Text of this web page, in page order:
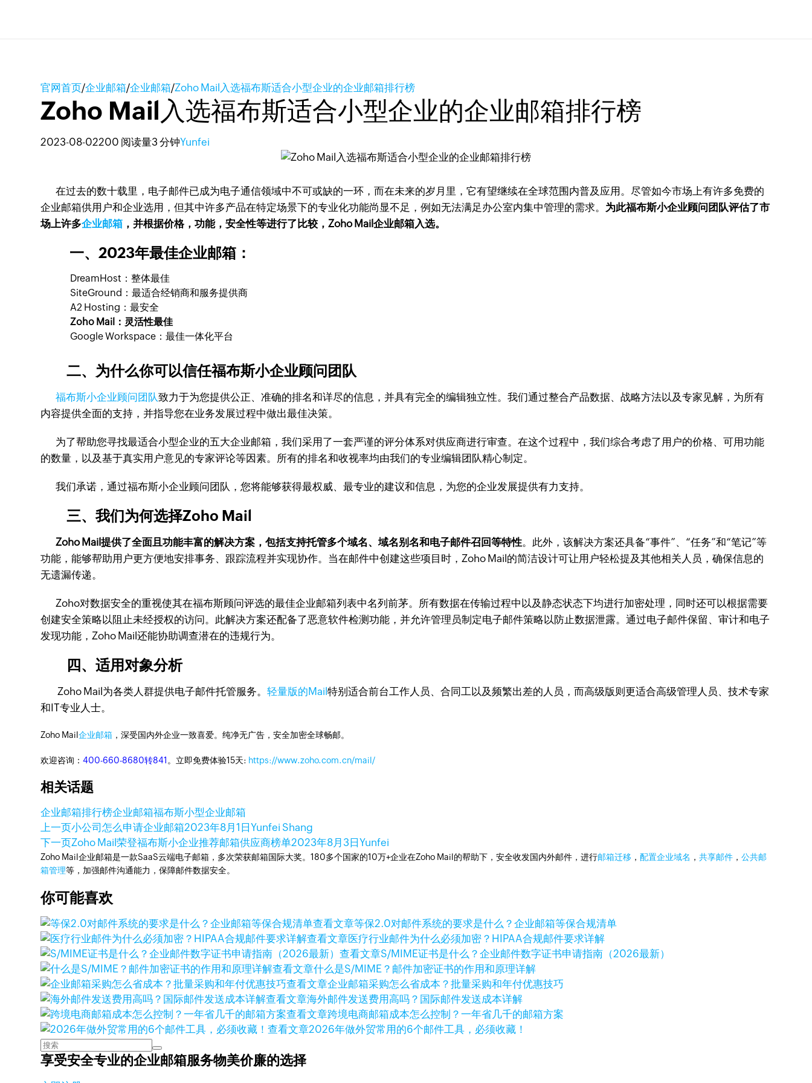
官网首页/企业邮箱/企业邮箱/Zoho Mail入选福布斯适合小型企业的企业邮箱排行榜
Zoho Mail入选福布斯适合小型企业的企业邮箱排行榜
2023-08-02200 阅读量3 分钟Yunfei
在过去的数十载里，电子邮件已成为电子通信领域中不可或缺的一环，而在未来的岁月里，它有望继续在全球范围内普及应用。尽管如今市场上有许多免费的
企业邮箱供用户和企业选用，但其中许多产品在特定场景下的专业化功能尚显不足，例如无法满足办公室内集中管理的需求。 为此福布斯小企业顾问团队评估了市
场上许多企业邮箱 ，并根据价格，功能，安全性等进行了比较，Zoho Mail企业邮箱入选。
一、2023年最佳企业邮箱：
DreamHost：整体最佳
SiteGround：最适合经销商和服务提供商
A2 Hosting：最安全
Zoho Mail：灵活性最佳
Google Workspace：最佳一体化平台
二、为什么你可以信任福布斯小企业顾问团队
福布斯小企业顾问团队致力于为您提供公正、准确的排名和详尽的信息，并具有完全的编辑独立性。我们通过整合产品数据、战略方法以及专家见解，为所有
内容提供全面的支持，并指导您在业务发展过程中做出最佳决策。
为了帮助您寻找最适合小型企业的五大企业邮箱，我们采用了一套严谨的评分体系对供应商进行审查。在这个过程中，我们综合考虑了用户的价格、可用功能
的数量，以及基于真实用户意见的专家评论等因素。所有的排名和收视率均由我们的专业编辑团队精心制定。
我们承诺，通过福布斯小企业顾问团队，您将能够获得最权威、最专业的建议和信息，为您的企业发展提供有力支持。
三、我们为何选择Zoho Mail
Zoho Mail提供了全面且功能丰富的解决方案，包括支持托管多个域名、域名别名和电子邮件召回等特性。此外，该解决方案还具备“事件”、“任务”和“笔记”等
功能，能够帮助用户更方便地安排事务、跟踪流程并实现协作。当在邮件中创建这些项目时，Zoho Mail的简洁设计可让用户轻松提及其他相关人员，确保信息的
无遗漏传递。
Zoho对数据安全的重视使其在福布斯顾问评选的最佳企业邮箱列表中名列前茅。所有数据在传输过程中以及静态状态下均进行加密处理，同时还可以根据需要
创建安全策略以阻止未经授权的访问。此解决方案还配备了恶意软件检测功能，并允许管理员制定电子邮件策略以防止数据泄露。通过电子邮件保留、审计和电子
发现功能，Zoho Mail还能协助调查潜在的违规行为。
四、适用对象分析
Zoho Mail为各类人群提供电子邮件托管服务。轻量版的Mail特别适合前台工作人员、合同工以及频繁出差的人员，而高级版则更适合高级管理人员、技术专家
和IT专业人士。
Zoho Mail企业邮箱 ，深受国内外企业一致喜爱。纯净无广告，安全加密全球畅邮。
欢迎咨询：400-660-8680转841 。立即免费体验15天: https://www.zoho.com.cn/mail/
相关话题
企业邮箱排行榜企业邮箱福布斯小型企业邮箱
上一页小公司怎么申请企业邮箱2023年8月1日Yunfei Shang
下一页Zoho Mail荣登福布斯小企业推荐邮箱供应商榜单2023年8月3日Yunfei
Zoho Mail企业邮箱是一款SaaS云端电子邮箱，多次荣获邮箱国际大奖。180多个国家的10万+企业在Zoho Mail的帮助下，安全收发国内外邮件，进行邮箱迁移 ，配置企业域名 ，共享邮件 ，公共邮
箱管理等，加强邮件沟通能力，保障邮件数据安全。
你可能喜欢
查看文章等保2.0对邮件系统的要求是什么？企业邮箱等保合规清单
查看文章医疗行业邮件为什么必须加密？HIPAA合规邮件要求详解
查看文章S/MIME证书是什么？企业邮件数字证书申请指南（2026最新）
查看文章什么是S/MIME？邮件加密证书的作用和原理详解
查看文章企业邮箱采购怎么省成本？批量采购和年付优惠技巧
查看文章海外邮件发送费用高吗？国际邮件发送成本详解
查看文章跨境电商邮箱成本怎么控制？一年省几千的邮箱方案
查看文章2026年做外贸常用的6个邮件工具，必须收藏！
享受安全专业的企业邮箱服务物美价廉的选择